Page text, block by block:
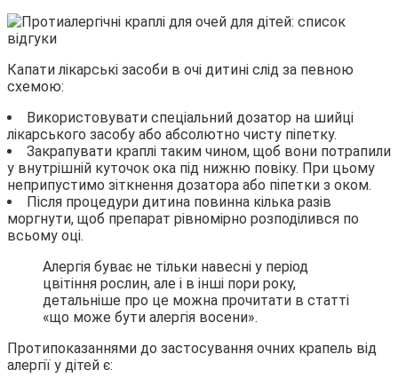
Капати лікарські засоби в очі дитині слід за певною
схемою:
Використовувати спеціальний дозатор на шийці
лікарського засобу або абсолютно чисту піпетку.
Закрапувати краплі таким чином, щоб вони потрапили
у внутрішній куточок ока під нижню повіку. При цьому
неприпустимо зіткнення дозатора або піпетки з оком.
Після процедури дитина повинна кілька разів
моргнути, щоб препарат рівномірно розподілився по
всьому оці.
Алергія буває не тільки навесні у період
цвітіння рослин, але і в інші пори року,
детальніше про це можна прочитати в статті
«що може бути алергія восени».
Протипоказаннями до застосування очних крапель від
алергії у дітей є: